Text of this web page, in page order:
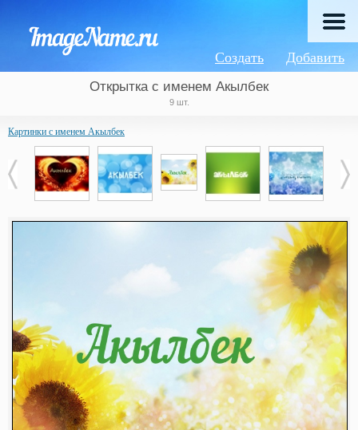
Добавить
Создать
Открытка с именем Акылбек
9 шт.
Картинки с именем Акылбек